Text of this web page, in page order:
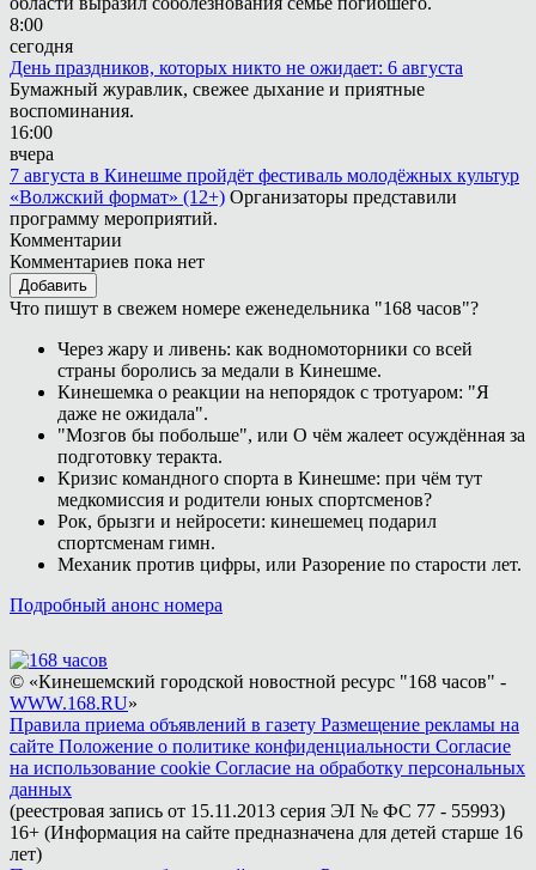
8:00
сегодня
День праздников, которых никто не ожидает: 6 августа
Бумажный журавлик, свежее дыхание и приятные
воспоминания.
16:00
вчера
7 августа в Кинешме пройдёт фестиваль молодёжных культур
«Волжский формат» (12+) Организаторы представили
программу мероприятий.
Комментарии
Комментариев пока нет
Добавить
Что пишут в свежем номере еженедельника "168 часов"?
Через жару и ливень: как водномоторники со всей
страны боролись за медали в Кинешме.
Кинешемка о реакции на непорядок с тротуаром: "Я
даже не ожидала".
"Мозгов бы побольше", или О чём жалеет осуждённая за
подготовку теракта.
Кризис командного спорта в Кинешме: при чём тут
медкомиссия и родители юных спортсменов?
Рок, брызги и нейросети: кинешемец подарил
спортсменам гимн.
Механик против цифры, или Разорение по старости лет.
Подробный анонс номера
© «Кинешемский городской новостной ресурс "168 часов" -
WWW.168.RU»
Правила приема объявлений в газету Размещение рекламы на
сайте Положение о политике конфиденциальности Согласие
на использование cookie Согласие на обработку персональных
данных
(реестровая запись от 15.11.2013 серия ЭЛ № ФС 77 - 55993)
16+ (Информация на сайте предназначена для детей старше 16
лет)